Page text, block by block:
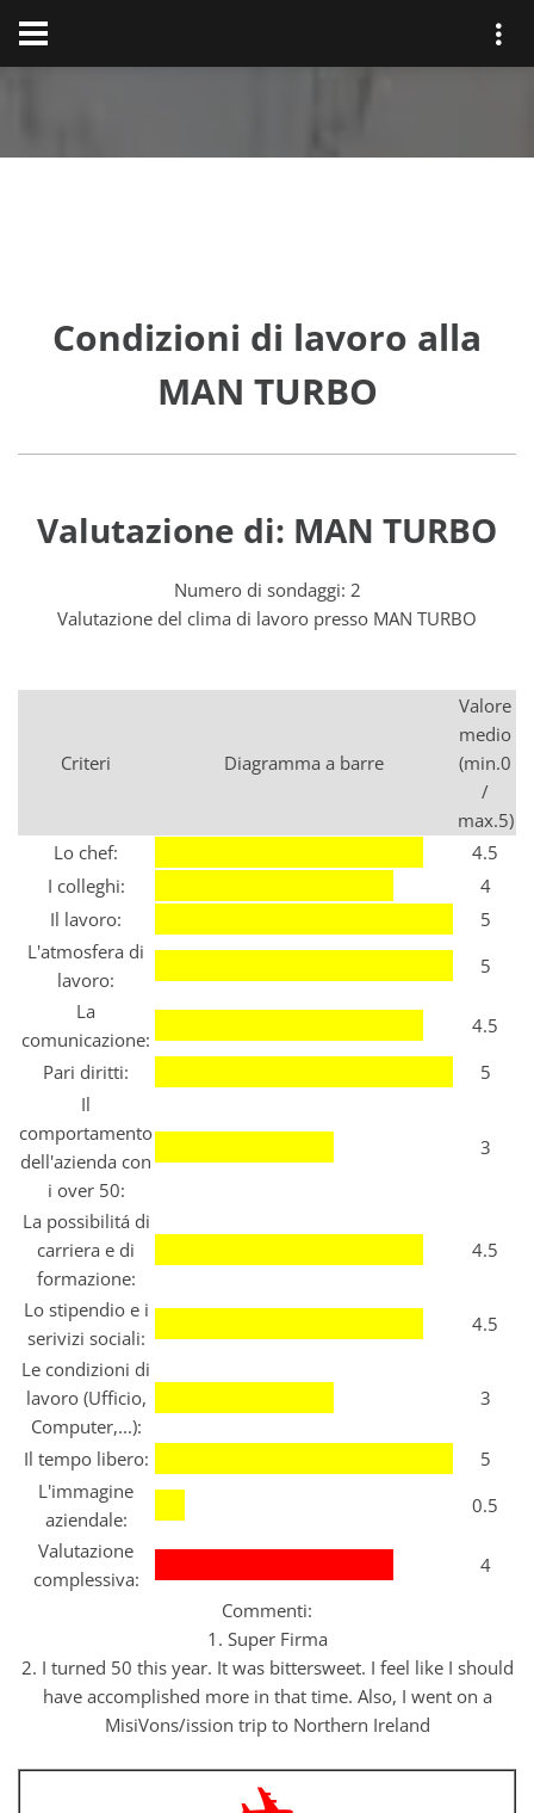
Condizioni di lavoro alla
MAN TURBO
Valutazione di: MAN TURBO
Numero di sondaggi: 2
Valutazione del clima di lavoro presso MAN TURBO
Criteri Diagramma a barre
Valore
medio
(min.0
/
max.5)
Lo chef:
4.5
I colleghi:
4
Il lavoro:
5
L'atmosfera di
lavoro:
5
La
comunicazione:
4.5
Pari diritti:
5
Il
comportamento
dell'azienda con
i over 50:
3
La possibilitá di
carriera e di
formazione:
4.5
Lo stipendio e i
serivizi sociali:
4.5
Le condizioni di
lavoro (Ufficio,
Computer,...):
3
Il tempo libero:
5
L'immagine
aziendale:
0.5
Valutazione
complessiva:
4
Commenti:
1. Super Firma
2. I turned 50 this year. It was bittersweet. I feel like I should
have accomplished more in that time. Also, I went on a
MisiVons/ission trip to Northern Ireland